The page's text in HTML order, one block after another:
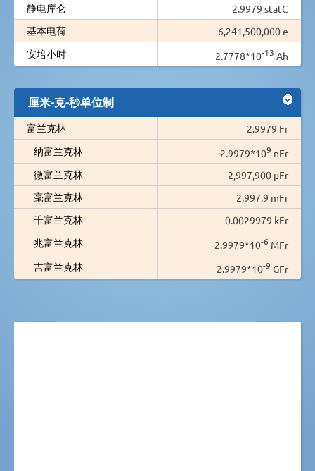
静电库仑
2.9979 statC
基本电荷
6,241,500,000 e
安培小时
2.7778*10-13 Ah
厘米-克-秒单位制
富兰克林
2.9979 Fr
纳富兰克林
2.9979*109 nFr
微富兰克林
2,997,900 µFr
毫富兰克林
2,997.9 mFr
千富兰克林
0.0029979 kFr
兆富兰克林
2.9979*10-6 MFr
吉富兰克林
2.9979*10-9 GFr